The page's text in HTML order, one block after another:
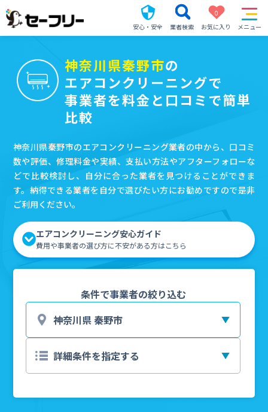
安心・安全 業者検索
0
お気に入り
メニュー
神奈川県秦野市の
エアコンクリーニングで
事業者を料金と口コミで簡単
比較
神奈川県秦野市のエアコンクリーニング業者の中から、口コミ
数や評価、修理料金や実績、支払い方法やアフターフォローな
どで比較検討し、自分に合った業者を見つけることができま
す。納得できる業者を自分で選びたい方にお勧めですので是非
ご利用ください。
エアコンクリーニング安心ガイド
費用や事業者の選び方に不安がある方はこちら
条件で事業者の絞り込む